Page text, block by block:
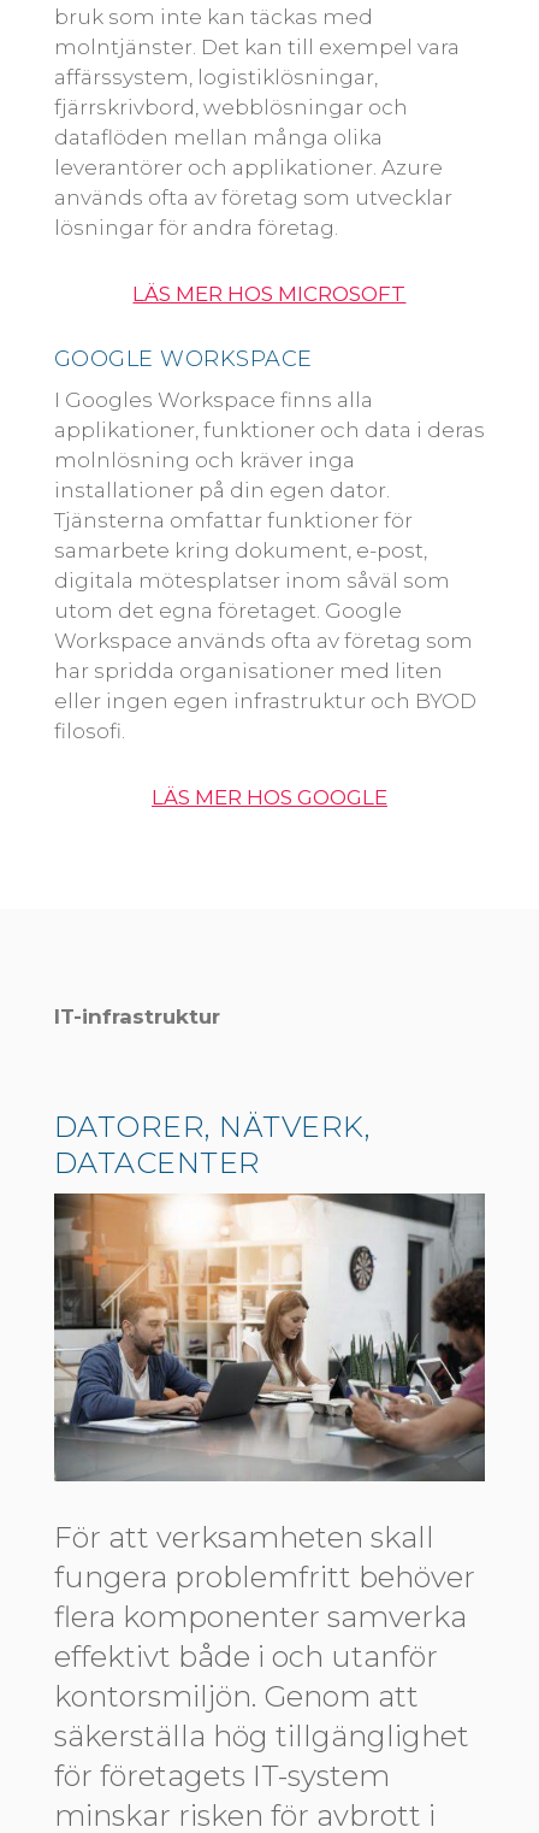
bruk som inte kan täckas med
molntjänster. Det kan till exempel vara
affärssystem, logistiklösningar,
fjärrskrivbord, webblösningar och
dataflöden mellan många olika
leverantörer och applikationer. Azure
används ofta av företag som utvecklar
lösningar för andra företag.
LÄS MER HOS MICROSOFT
GOOGLE WORKSPACE
I Googles Workspace finns alla
applikationer, funktioner och data i deras
molnlösning och kräver inga
installationer på din egen dator.
Tjänsterna omfattar funktioner för
samarbete kring dokument, e-post,
digitala mötesplatser inom såväl som
utom det egna företaget. Google
Workspace används ofta av företag som
har spridda organisationer med liten
eller ingen egen infrastruktur och BYOD
filosofi.
LÄS MER HOS GOOGLE
IT-infrastruktur
DATORER, NÄTVERK,
DATACENTER
För att verksamheten skall
fungera problemfritt behöver
flera komponenter samverka
effektivt både i och utanför
kontorsmiljön. Genom att
säkerställa hög tillgänglighet
för företagets IT-system
minskar risken för avbrott i